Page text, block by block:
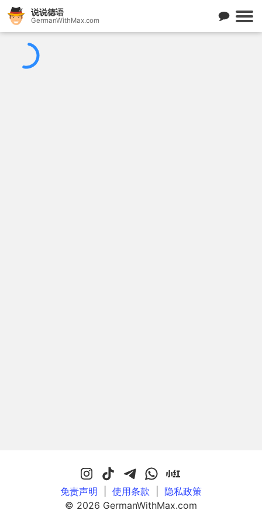
说说德语
GermanWithMax.com
免责声明 使用条款
隐私政策
© 2026 GermanWithMax.com